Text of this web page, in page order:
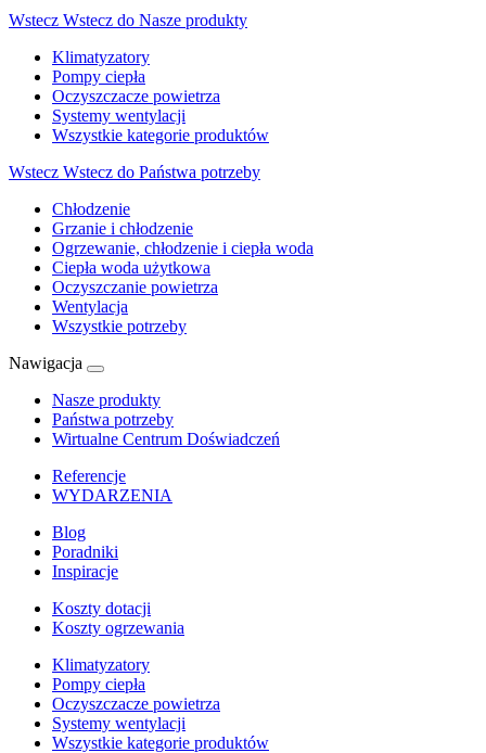
Wstecz Wstecz do Nasze produkty
Klimatyzatory
Pompy ciepła
Oczyszczacze powietrza
Systemy wentylacji
Wszystkie kategorie produktów
Wstecz Wstecz do Państwa potrzeby
Chłodzenie
Grzanie i chłodzenie
Ogrzewanie, chłodzenie i ciepła woda
Ciepła woda użytkowa
Oczyszczanie powietrza
Wentylacja
Wszystkie potrzeby
Nawigacja
Nasze produkty
Państwa potrzeby
Wirtualne Centrum Doświadczeń
Referencje
WYDARZENIA
Blog
Poradniki
Inspiracje
Koszty dotacji
Koszty ogrzewania
Klimatyzatory
Pompy ciepła
Oczyszczacze powietrza
Systemy wentylacji
Wszystkie kategorie produktów